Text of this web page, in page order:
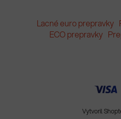
Lacné euro prepravky
ECO prepravky
Vytvoril